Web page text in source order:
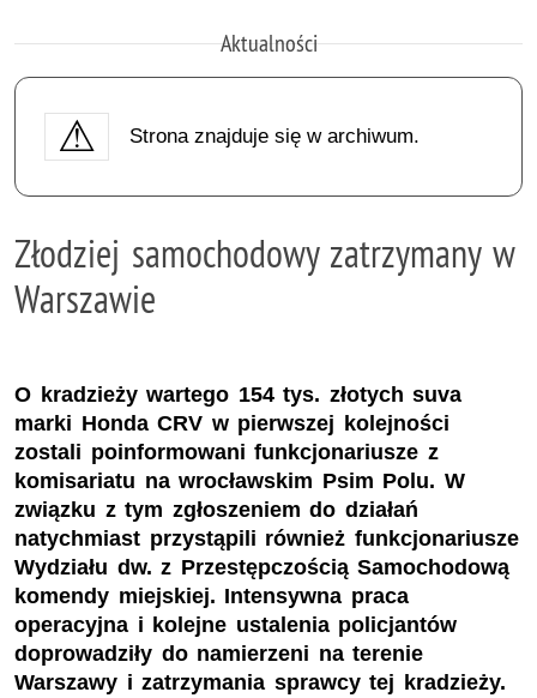
Aktualności
Strona znajduje się w archiwum.
Złodziej samochodowy zatrzymany w
Warszawie
O kradzieży wartego 154 tys. złotych suva
marki Honda CRV w pierwszej kolejności
zostali poinformowani funkcjonariusze z
komisariatu na wrocławskim Psim Polu. W
związku z tym zgłoszeniem do działań
natychmiast przystąpili również funkcjonariusze
Wydziału dw. z Przestępczością Samochodową
komendy miejskiej. Intensywna praca
operacyjna i kolejne ustalenia policjantów
doprowadziły do namierzeni na terenie
Warszawy i zatrzymania sprawcy tej kradzieży.